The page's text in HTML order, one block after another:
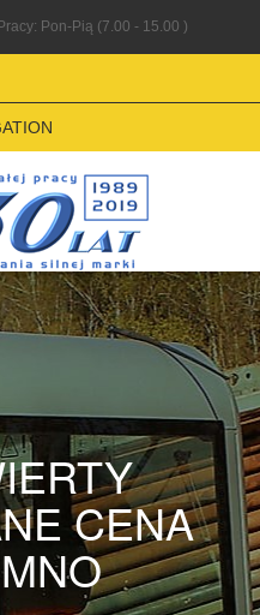
Pon-Pią (7.00 - 15.00 )
CENA